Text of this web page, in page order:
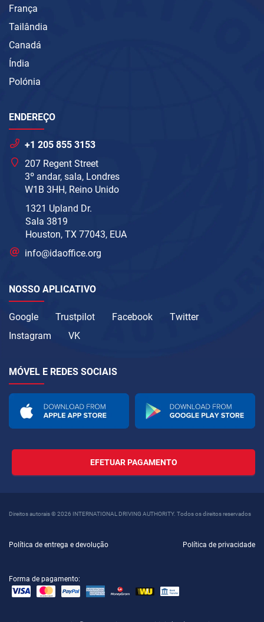
França
Tailândia
Canadá
Índia
Polónia
ENDEREÇO
+1 205 855 3153
207 Regent Street
3º andar, sala, Londres
W1B 3HH, Reino Unido
1321 Upland Dr.
Sala 3819
Houston, TX 77043, EUA
info@idaoffice.org
NOSSO APLICATIVO
Google Trustpilot Facebook
Twitter
Instagram
VK
MÓVEL E REDES SOCIAIS
EFETUAR PAGAMENTO
Direitos autorais © 2026 INTERNATIONAL DRIVING AUTHORITY. Todos os direitos reservados
Política de entrega e devolução Política de privacidade
Forma de pagamento: